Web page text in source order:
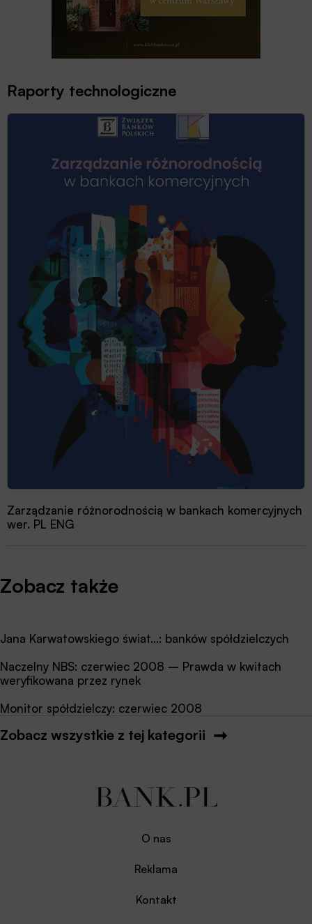
Raporty technologiczne
Zarządzanie różnorodnością w bankach komercyjnych
wer. PL ENG
Zobacz także
Jana Karwatowskiego świat…: banków spółdzielczych
Naczelny NBS: czerwiec 2008 – Prawda w kwitach
weryfikowana przez rynek
Monitor spółdzielczy: czerwiec 2008
Zobacz wszystkie z tej kategorii
O nas
Reklama
Kontakt